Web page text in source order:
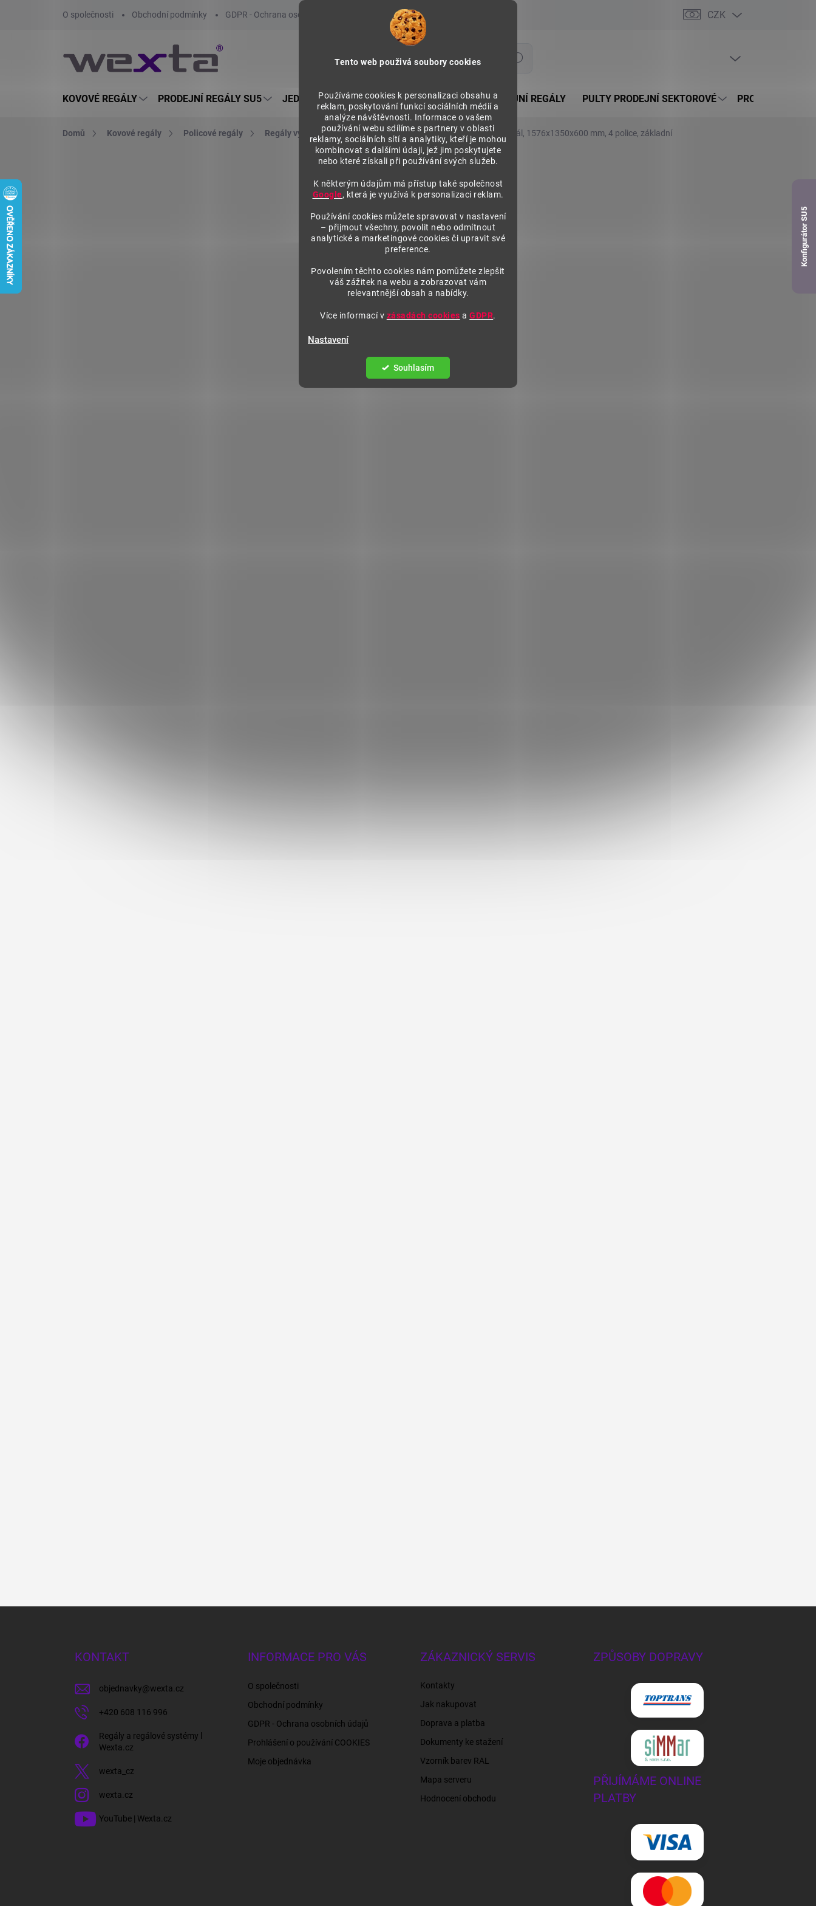
Tento web použivá soubory cookies
Používáme cookies k personalizaci obsahu a
reklam, poskytování funkcí sociálních médií a
analýze návštěvnosti. Informace o vašem
používání webu sdílíme s partnery v oblasti
reklamy, sociálních sítí a analytiky, kteří je mohou
kombinovat s dalšími údaji, jež jim poskytujete
nebo které získali při používání svých služeb.
K některým údajům má přístup také společnost
Google, která je využívá k personalizaci reklam.
Používání cookies můžete spravovat v nastavení
– přijmout všechny, povolit nebo odmítnout
analytické a marketingové cookies či upravit své
preference.
Povolením těchto cookies nám pomůžete zlepšit
váš zážitek na webu a zobrazovat vám
relevantnější obsah a nabídky.
Více informací v zásadách cookies aGDPR.
Nastavení
Souhlasím
O společnosti Obchodní podmínky GDPR - Ochrana osobních údajů Prohlášení o používání COOKIES CZK
Hledat
KOVOVÉ REGÁLY PRODEJNÍ REGÁLY SU5 JEDNOSTRANNÉ REGÁLY OBOUSTRANNÉ PRODEJNÍ REGÁLY PULTY PRODEJNÍ SEKTOROVÉ PROSKLENÉ
Domů Kovové regály Policové regály Regály výška 1576 mm, základní moduly Kovový policový regál, 1576x1350x600 mm, 4 police, základní
KONTAKT
objednavky@wexta.cz
+420 608 116 996
Regály a regálové systémy l
Wexta.cz
wexta_cz
wexta.cz
YouTube | Wexta.cz
INFORMACE PRO VÁS
O společnosti
Obchodní podmínky
GDPR - Ochrana osobních údajů
Prohlášení o používání COOKIES
Moje objednávka
ZÁKAZNICKÝ SERVIS
Kontakty
Jak nakupovat
Doprava a platba
Dokumenty ke stažení
Vzorník barev RAL
Mapa serveru
Hodnocení obchodu
ZPŮSOBY DOPRAVY
PŘIJÍMÁME ONLINE
PLATBY
Konfigurátor SU5